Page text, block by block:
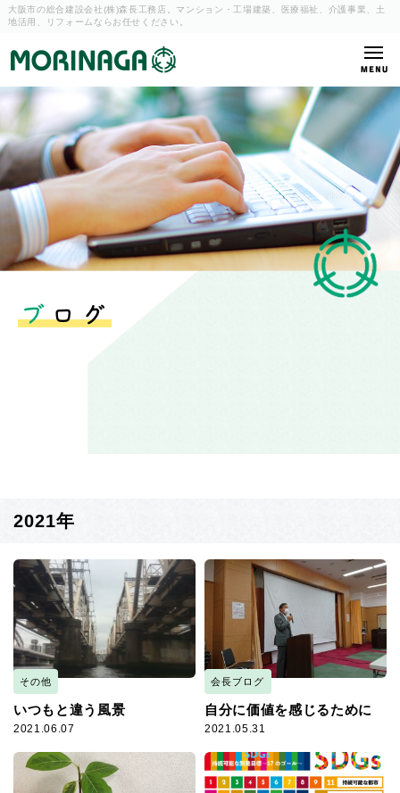
大阪市の総合建設会社(株)森長工務店。マンション・工場建築、
医療福祉、介護事業、土
地活用、リフォームならお任せください。
2021年
その他
いつもと違う風景
2021.06.07
会長ブログ
自分に価値を感じるために
2021.05.31